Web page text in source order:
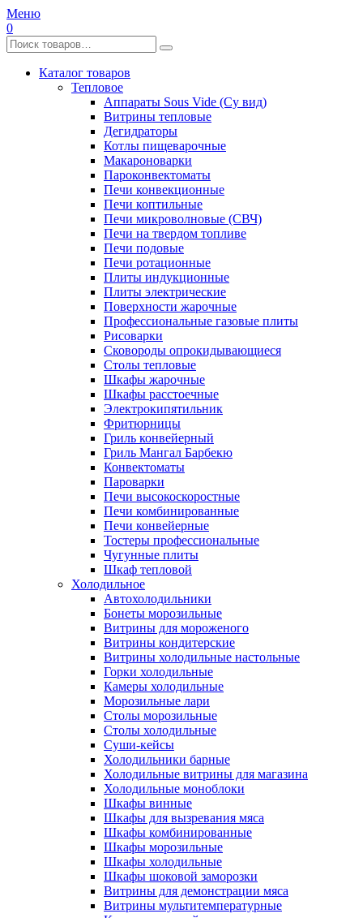
Меню
0
Каталог товаров
Тепловое
Аппараты Sous Vide (Су вид)
Витрины тепловые
Дегидраторы
Котлы пищеварочные
Макароноварки
Пароконвектоматы
Печи конвекционные
Печи коптильные
Печи микроволновые (СВЧ)
Печи на твердом топливе
Печи подовые
Печи ротационные
Плиты индукционные
Плиты электрические
Поверхности жарочные
Профессиональные газовые плиты
Рисоварки
Сковороды опрокидывающиеся
Столы тепловые
Шкафы жарочные
Шкафы расстоечные
Электрокипятильник
Фритюрницы
Гриль конвейерный
Гриль Мангал Барбекю
Конвектоматы
Пароварки
Печи высокоскоростные
Печи комбинированные
Печи конвейерные
Тостеры профессиональные
Чугунные плиты
Шкаф тепловой
Холодильное
Автохолодильники
Бонеты морозильные
Витрины для мороженого
Витрины кондитерские
Витрины холодильные настольные
Горки холодильные
Камеры холодильные
Морозильные лари
Столы морозильные
Столы холодильные
Суши-кейсы
Холодильники барные
Холодильные витрины для магазина
Холодильные моноблоки
Шкафы винные
Шкафы для вызревания мяса
Шкафы комбинированные
Шкафы морозильные
Шкафы холодильные
Шкафы шоковой заморозки
Витрины для демонстрации мяса
Витрины мультитемпературные